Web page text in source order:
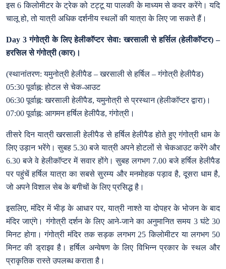
इस 6 किलोमीटर के ट्रेक को टट्टू या पालकी के माध्यम से कवर करेंगे। यदि
चालू हो, तो यात्री अधिक दर्शनीय स्थलों की यात्रा के लिए जा सकते हैं।
Day 3 गंगोत्री के लिए हेलीकॉप्टर सेवा: खरसाली से हर्सिल (हेलीकॉप्टर) –
हरसिल से गंगोत्री (कार)।
(स्थानांतरण: यमुनोत्री हेलीपैड – खरसाली से हर्षिल – गंगोत्री हेलीपैड)
05:30 पूर्वाह्न: होटल से चेक-आउट
06:30 पूर्वाह्न: खरसाली हेलीपैड, यमुनोत्री से प्रस्थान (हेलीकॉप्टर द्वारा)।
07:00 पूर्वाह्न: आगमन हर्षिल हेलीपैड, गंगोत्री।
तीसरे दिन यात्री खरसाली हेलीपैड से हर्षिल हेलीपैड होते हुए गंगोत्री धाम के
लिए उड़ान भरेंगे। सुबह 5.30 बजे यात्री अपने होटलों से चेकआउट करेंगे और
6.30 बजे वे हेलीकॉप्टर में सवार होंगे। सुबह लगभग 7.00 बजे हर्षिल हेलीपैड
पर पहुंचें हर्षिल यात्रा का सबसे सुरम्य और मनमोहक पड़ाव है, दूसरा धाम है,
जो अपने विशाल सेब के बगीचों के लिए प्रसिद्ध है।
इसलिए, मंदिर में भीड़ के आधार पर, यात्री नाश्ते या दोपहर के भोजन के बाद
मंदिर जाएंगे। गंगोत्री दर्शन के लिए आने-जाने का अनुमानित समय 3 घंटे 30
मिनट होगा। गंगोत्री मंदिर तक सड़क लगभग 25 किलोमीटर या लगभग 50
मिनट की ड्राइव है। हर्षिल अन्वेषण के लिए विभिन्न प्रकार के स्थल और
प्राकृतिक रास्ते उपलब्ध कराता है।